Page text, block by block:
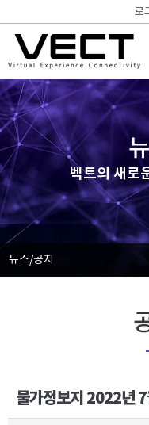
로
벡트의 새로
뉴스/공지
물가정보지 2022년 7